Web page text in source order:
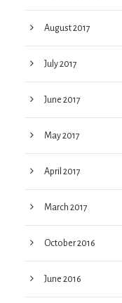
August 2017
July 2017
June 2017
May 2017
April 2017
March 2017
October 2016
June 2016